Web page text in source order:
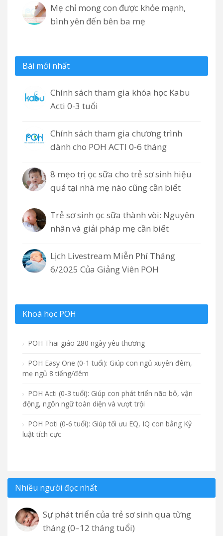
Mẹ chỉ mong con được khỏe mạnh,
bình yên đến bên ba mẹ
Bài mới nhất
Chính sách tham gia khóa học Kabu
Acti 0-3 tuổi
Chính sách tham gia chương trình
dành cho POH ACTI 0-6 tháng
8 mẹo trị ọc sữa cho trẻ sơ sinh hiệu
quả tại nhà mẹ nào cũng cần biết
Trẻ sơ sinh ọc sữa thành vòi: Nguyên
nhân và giải pháp mẹ cần biết
Lịch Livestream Miễn Phí Tháng
6/2025 Của Giảng Viên POH
Khoá học POH
POH Thai giáo 280 ngày yêu thương
POH Easy One (0-1 tuổi): Giúp con ngủ xuyên đêm,
mẹ ngủ 8 tiếng/đêm
POH Acti (0-3 tuổi): Giúp con phát triển não bô, vận
động, ngôn ngữ toàn diện và vượt trội
POH Poti (0-6 tuổi): Giúp tối ưu EQ, IQ con bằng Kỷ
luật tích cực
Nhiều người đọc nhất
Sự phát triển của trẻ sơ sinh qua từng
tháng (0–12 tháng tuổi)